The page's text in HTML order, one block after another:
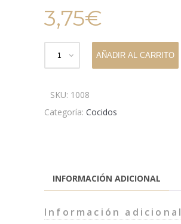
3,75€
AÑADIR AL CARRITO
SKU: 1008
Categoría: Cocidos
INFORMACIÓN ADICIONAL
Información adicional